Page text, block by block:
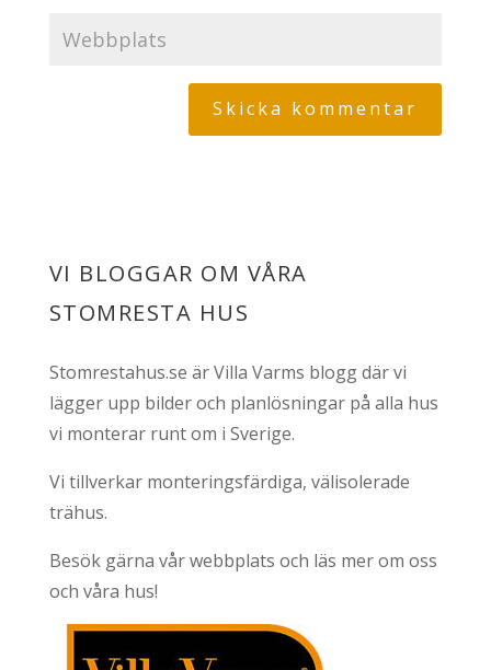
VI BLOGGAR OM VÅRA
STOMRESTA HUS
Stomrestahus.se är Villa Varms blogg där vi
lägger upp bilder och planlösningar på alla hus
vi monterar runt om i Sverige.
Vi tillverkar monteringsfärdiga, välisolerade
trähus.
Besök gärna vår webbplats och läs mer om oss
och våra hus!